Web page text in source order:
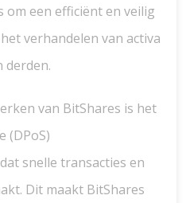
om een efficiënt en veilig
verhandelen van activa
derden.
van BitShares is het
(DPoS)
snelle transacties en
Dit maakt BitShares